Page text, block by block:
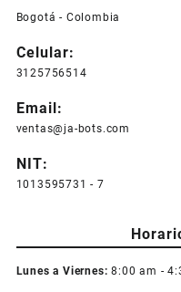
Bogotá - Colombia
Celular:
3125756514
Email:
ventas@ja-bots.com
NIT:
1013595731 - 7
Lunes a Viernes: 8:00 am -